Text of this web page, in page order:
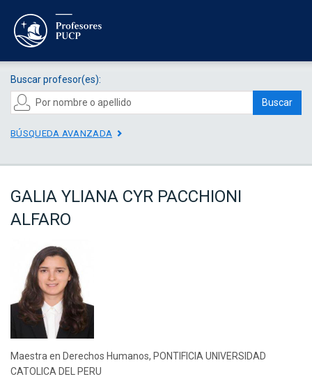
Buscar profesor(es):
Buscar
BÚSQUEDA AVANZADA
GALIA YLIANA CYR PACCHIONI
ALFARO
Maestra en Derechos Humanos, PONTIFICIA UNIVERSIDAD
CATOLICA DEL PERU